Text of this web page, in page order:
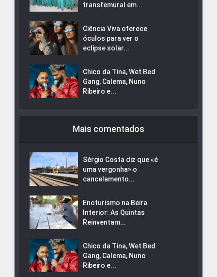
transfemural em...
Ciência Viva oferece
óculos para ver o
eclipse solar...
Chico da Tina, Wet Bed
Gang, Calema, Nuno
Ribeiro e...
Mais comentados
Sérgio Costa diz que «é
uma vergonha» o
cancelamento...
Enoturismo na Beira
Interior: As Quintas
Reinventam...
Chico da Tina, Wet Bed
Gang, Calema, Nuno
Ribeiro e...